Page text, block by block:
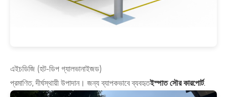
এইচডিজি (হট-ডিপ গ্যালভানাইজড)
প্রমাণিত, দীর্ঘস্থায়ী উপাদান। জন্য ব্যাপকভাবে ব্যবহৃতইস্পাত সৌর কারপোর্ট.